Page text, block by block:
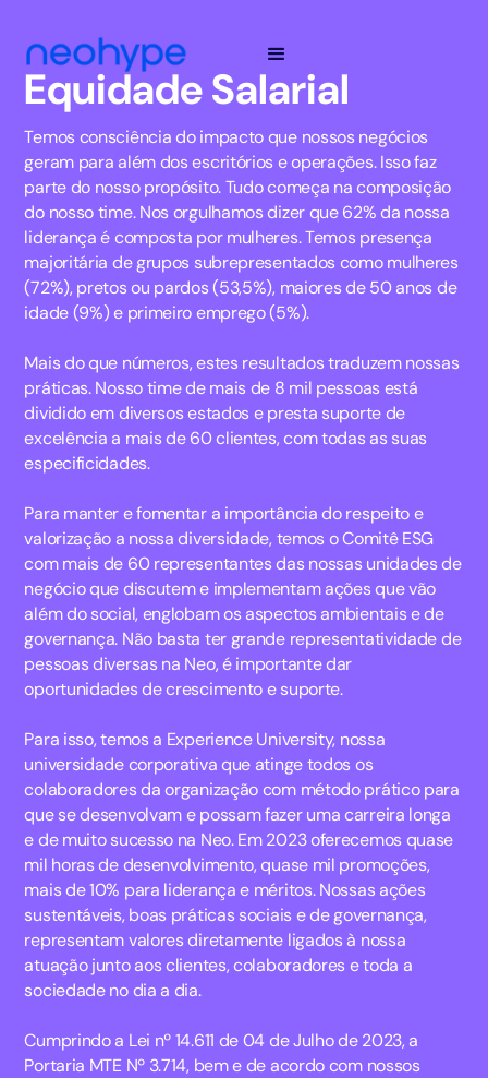
Equidade Salarial
Temos consciência do impacto que nossos negócios
geram para além dos escritórios e operações. Isso faz
parte do nosso propósito. Tudo começa na composição
do nosso time. Nos orgulhamos dizer que 62% da nossa
liderança é composta por mulheres. Temos presença
majoritária de grupos subrepresentados como mulheres
(72%), pretos ou pardos (53,5%), maiores de 50 anos de
idade (9%) e primeiro emprego (5%).
Mais do que números, estes resultados traduzem nossas
práticas. Nosso time de mais de 8 mil pessoas está
dividido em diversos estados e presta suporte de
excelência a mais de 60 clientes, com todas as suas
especificidades.
Para manter e fomentar a importância do respeito e
valorização a nossa diversidade, temos o Comitê ESG
com mais de 60 representantes das nossas unidades de
negócio que discutem e implementam ações que vão
além do social, englobam os aspectos ambientais e de
governança. Não basta ter grande representatividade de
pessoas diversas na Neo, é importante dar
oportunidades de crescimento e suporte.
Para isso, temos a Experience University, nossa
universidade corporativa que atinge todos os
colaboradores da organização com método prático para
que se desenvolvam e possam fazer uma carreira longa
e de muito sucesso na Neo. Em 2023 oferecemos quase
mil horas de desenvolvimento, quase mil promoções,
mais de 10% para liderança e méritos. Nossas ações
sustentáveis, boas práticas sociais e de governança,
representam valores diretamente ligados à nossa
atuação junto aos clientes, colaboradores e toda a
sociedade no dia a dia.
Cumprindo a Lei nº 14.611 de 04 de Julho de 2023, a
Portaria MTE Nº 3.714, bem e de acordo com nossos